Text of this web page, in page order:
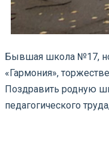
Бывшая школа №17,
«Гармония»,
Поздравить родную
педагогического